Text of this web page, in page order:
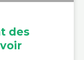
des